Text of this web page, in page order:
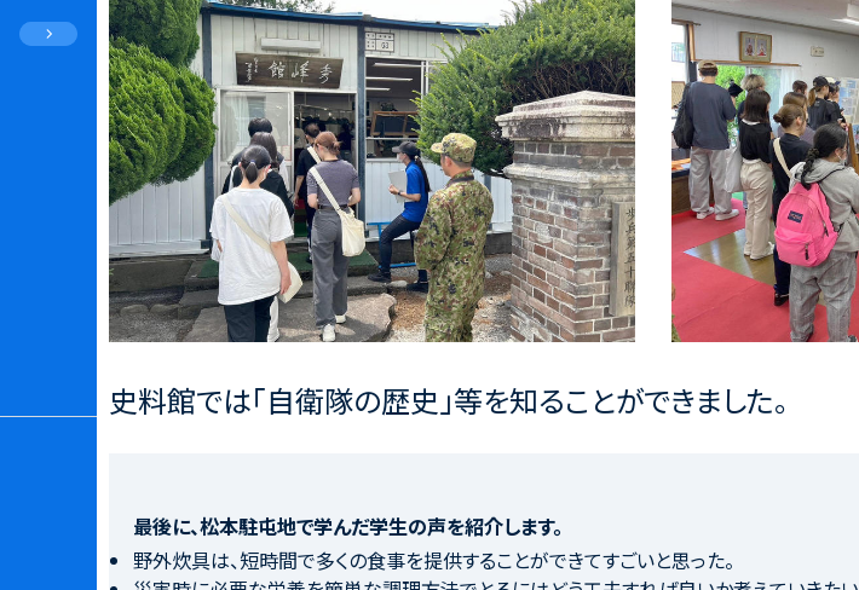
史料館では「自衛隊の歴史」等を知ることができました。
最後に、松本駐屯地で学んだ学生の声を紹介します。
野外炊具は、短時間で多くの食事を提供することができてすごいと思った。